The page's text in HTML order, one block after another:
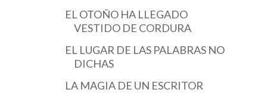
EL OTOÑO HA LLEGADO
VESTIDO DE CORDURA
EL LUGAR DE LAS PALABRAS NO
DICHAS
LA MAGIA DE UN ESCRITOR